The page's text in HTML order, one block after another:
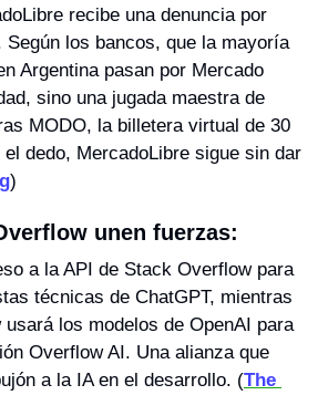
recibe una denuncia por
Según los bancos, que la mayoría
Argentina pasan por Mercado
sino una jugada maestra de
MODO, la billetera virtual de 30
dedo, MercadoLibre sigue sin dar
)
unen fuerzas:
a la API de Stack Overflow para
técnicas de ChatGPT, mientras
los modelos de OpenAI para
Overflow AI. Una alianza que
a la IA en el desarrollo. (The